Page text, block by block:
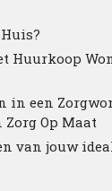
Huurkoop
in een
Op Maat
van jouw